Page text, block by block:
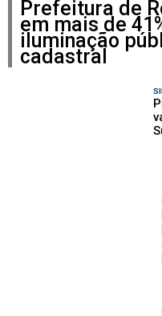
Prefeitura de
em mais de
iluminação
cadastral